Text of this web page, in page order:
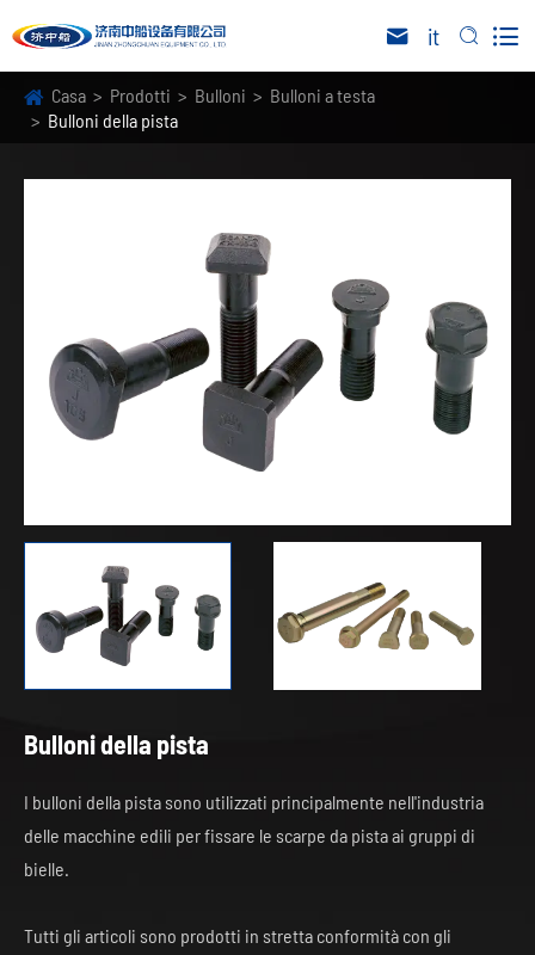
 it  
Casa Prodotti Bulloni
Bulloni a testa
Bulloni della pista
Bulloni della pista
I bulloni della pista sono utilizzati principalmente nell'industria
delle macchine edili per fissare le scarpe da pista ai gruppi di
bielle.
Tutti gli articoli sono prodotti in stretta conformità con gli